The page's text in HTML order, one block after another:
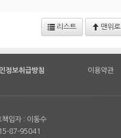
리스트 맨위로
정보취급방침 이용약관
임자 : 이동수
87-95041